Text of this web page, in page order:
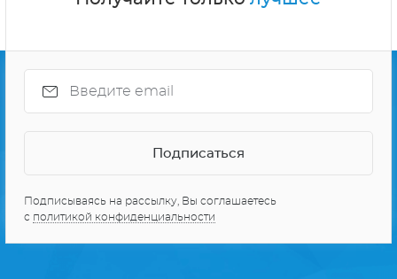
Подписываясь на рассылку, Вы соглашаетесь
с политикой конфиденциальности